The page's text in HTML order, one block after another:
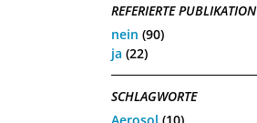
REFERIERTE PUBLIKATION
nein (90)
ja (22)
SCHLAGWORTE